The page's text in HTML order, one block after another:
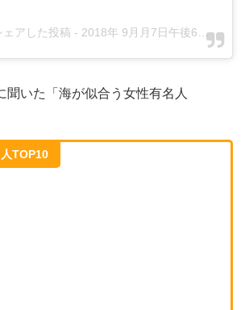
アした投稿 - 2018年 9月月7日午後6時10分PDT
聞いた「海が似合う女性有名人
TOP10